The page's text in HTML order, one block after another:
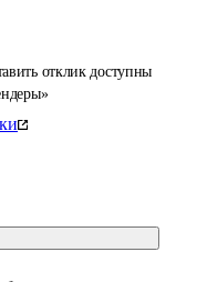
отклик доступны